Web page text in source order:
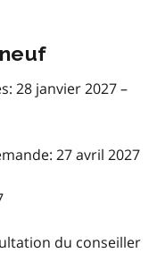
28 janvier 2027 –
27 avril 2027
du conseiller